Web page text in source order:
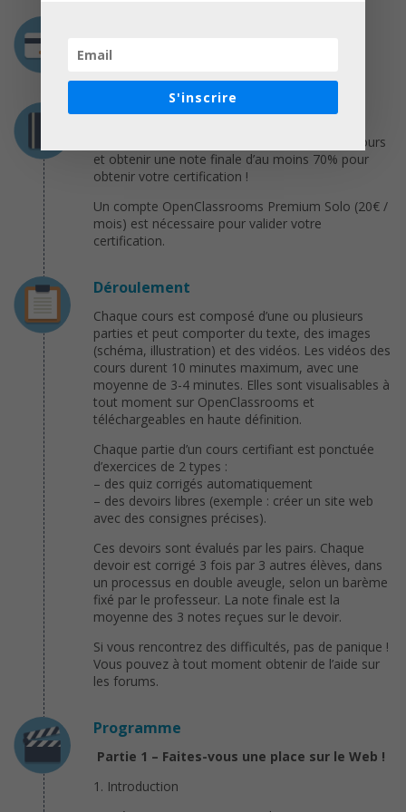
Gratuit
Certification
Vous devez compléter tous les exercices du cours
et obtenir une note finale d’au moins 70% pour
obtenir votre certification !
Un compte OpenClassrooms Premium Solo (20€ /
mois) est nécessaire pour valider votre
certification.
Déroulement
Chaque cours est composé d’une ou plusieurs
parties et peut comporter du texte, des images
(schéma, illustration) et des vidéos. Les vidéos des
cours durent 10 minutes maximum, avec une
moyenne de 3-4 minutes. Elles sont visualisables à
tout moment sur OpenClassrooms et
téléchargeables en haute définition.
Chaque partie d’un cours certifiant est ponctuée
d’exercices de 2 types :
– des quiz corrigés automatiquement
– des devoirs libres (exemple : créer un site web
avec des consignes précises).
Ces devoirs sont évalués par les pairs. Chaque
devoir est corrigé 3 fois par 3 autres élèves, dans
un processus en double aveugle, selon un barème
fixé par le professeur. La note finale est la
moyenne des 3 notes reçues sur le devoir.
Si vous rencontrez des difficultés, pas de panique !
Vous pouvez à tout moment obtenir de l’aide sur
les forums.
Programme
Partie 1 – Faites-vous une place sur le Web !
1. Introduction
S'inscrire